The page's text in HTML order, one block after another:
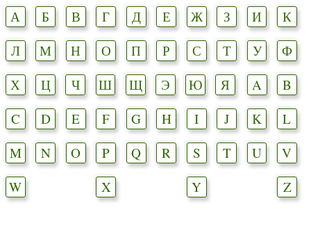
А Б В Г Д Е Ж З И
К
Л
М Н О П Р С Т У
Ф
Х
Ц Ч Ш Щ Э Ю Я A
B
C
D E F G H I J K
L
M
N O P Q R S T U
V
W
X Y Z